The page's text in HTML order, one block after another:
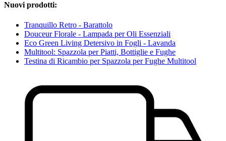
Nuovi prodotti:
Tranquillo Retro - Barattolo
Douceur Florale - Lampada per Oli Essenziali
Eco Green Living Detersivo in Fogli - Lavanda
Multitool: Spazzola per Piatti, Bottiglie e Fughe
Testina di Ricambio per Spazzola per Fughe Multitool